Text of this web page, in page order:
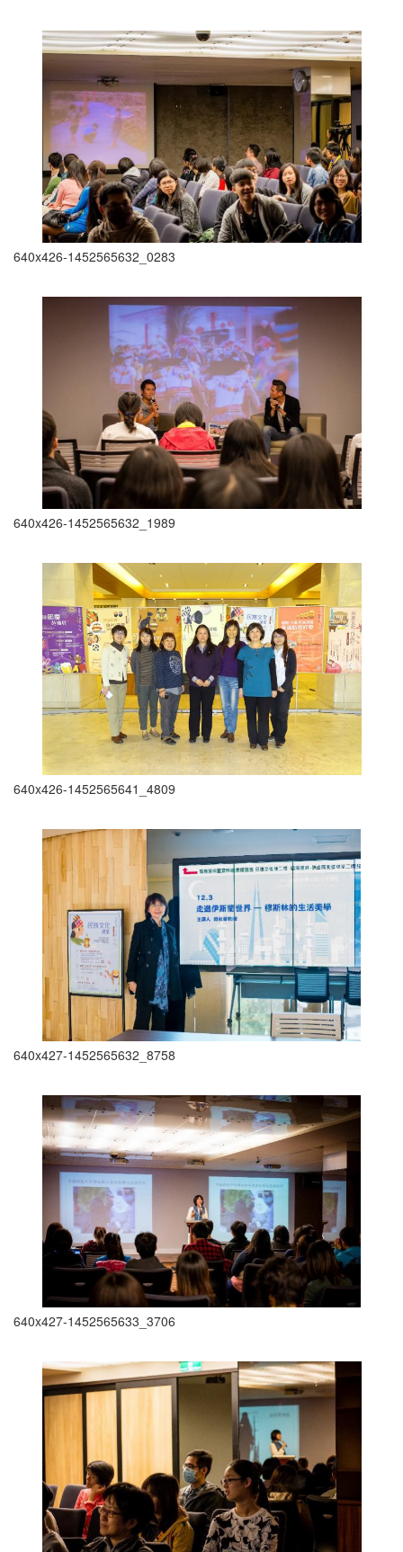
640x426-1452565632_0283
640x426-1452565632_1989
640x426-1452565641_4809
640x427-1452565632_8758
640x427-1452565633_3706